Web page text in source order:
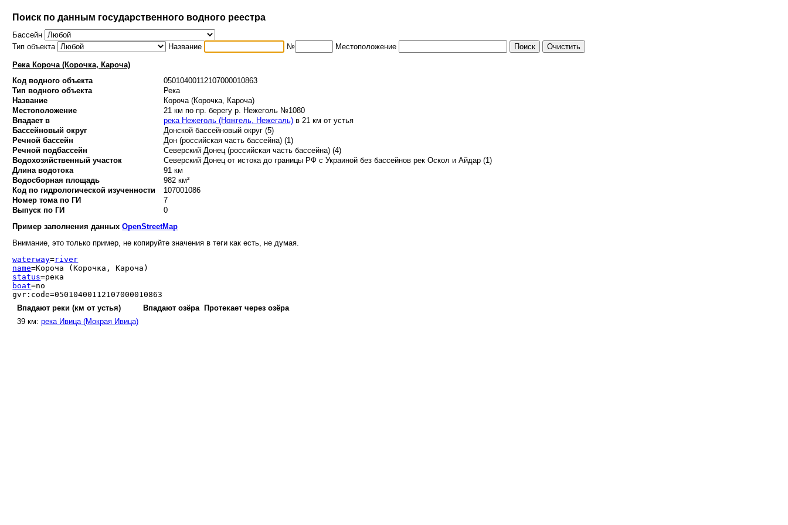
Поиск по данным государственного водного реестра
Бассейн
Тип объекта
Название № Местоположение
Река Короча (Корочка, Кароча)
Код водного объекта
05010400112107000010863
Тип водного объекта
Река
Название
Короча (Корочка, Кароча)
Местоположение
21 км по пр. берегу р. Нежеголь №1080
Впадает в
река Нежеголь (Ножгель, Нежегаль)в 21 км от устья
Бассейновый округ
Донской бассейновый округ (5)
Речной бассейн
Дон (российская часть бассейна) (1)
Речной подбассейн
Северский Донец (российская часть бассейна) (4)
Водохозяйственный участок
Северский Донец от истока до границы РФ с Украиной без бассейнов рек Оскол и Айдар (1)
Длина водотока
91 км
Водосборная площадь
982 км²
Код по гидрологической изученности
107001086
Номер тома по ГИ
7
Выпуск по ГИ
0
Пример заполнения данныхOpenStreetMap
Внимание, это только пример, не копируйте значения в теги как есть, не думая.
waterway=river
name=Короча (Корочка, Кароча)
status=река
boat=no
gvr:code=05010400112107000010863
Впадают реки (км от устья)
Впадают озёра
Протекает через озёра
39 км:река Ивица (Мокрая Ивица)